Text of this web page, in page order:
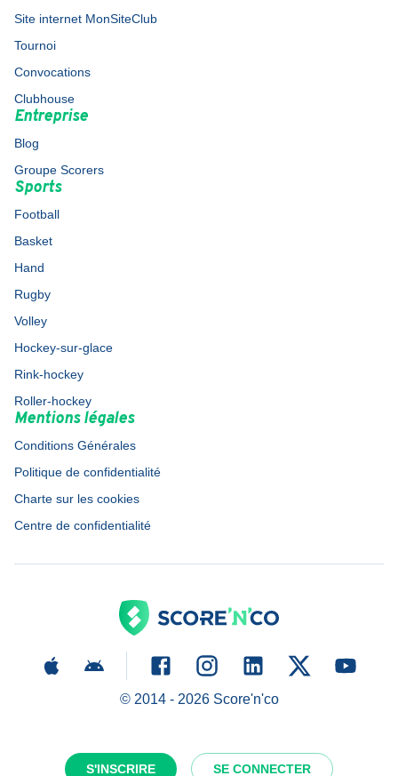
S'INSCRIRE SE CONNECTER
Site internet MonSiteClub
Tournoi
Convocations
Clubhouse
Entreprise
Blog
Groupe Scorers
Sports
Football
Basket
Hand
Rugby
Volley
Hockey-sur-glace
Rink-hockey
Roller-hockey
Mentions légales
Conditions Générales
Politique de confidentialité
Charte sur les cookies
Centre de confidentialité
© 2014 - 2026Score'n'co